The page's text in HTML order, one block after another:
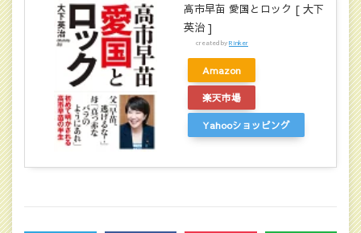
高市早苗 愛国とロック [ 大下
英治 ]
created byRinker
Amazon
楽天市場
Yahooショッピング